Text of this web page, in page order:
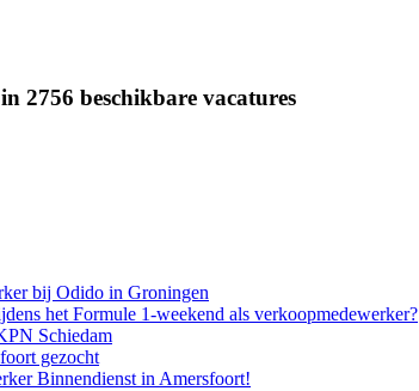
2756 beschikbare vacatures
bij Odido in Groningen
het Formule 1-weekend als verkoopmedewerker?
Schiedam
gezocht
Binnendienst in Amersfoort!